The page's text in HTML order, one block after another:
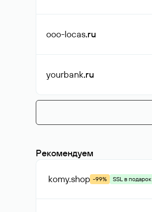
ooo-locas.ru
yourbank.ru
Рекомендуем
komy.shop -99% SSL в подарок